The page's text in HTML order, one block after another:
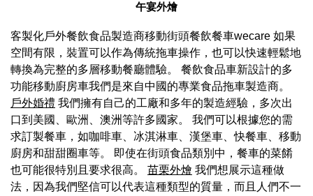
午宴外燴
客製化戶外餐飲食品製造商移動街頭餐飲餐車wecare 如果
空間有限，裝置可以作為傳統拖車操作，也可以快速輕鬆地
轉換為完整的多層移動餐廳體驗。 餐飲食品車新設計的多
功能移動廚房車我們是來自中國的專業食品拖車製造商。
戶外婚禮 我們擁有自己的工廠和多年的製造經驗，多次出
口到美國、歐洲、澳洲等許多國家。 我們可以根據您的需
求訂製餐車，如咖啡車、冰淇淋車、漢堡車、快餐車、移動
廚房和甜甜圈車等。 即使在街頭食品類別中，餐車的菜餚
也可能很特別且要求很高。 苗栗外燴 我們想展示這種做
法，因為我們堅信可以代表這種類型的質量，而且人們不一